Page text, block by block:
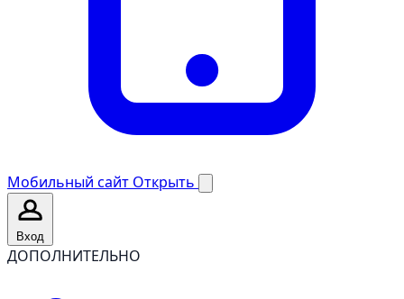
Мобильный сайт Открыть
Вход
ДОПОЛНИТЕЛЬНО